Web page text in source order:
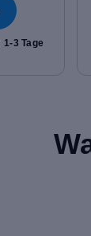
1-3 Tage